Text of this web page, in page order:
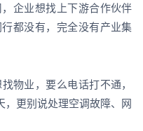
企业想找上下游合作伙伴
都没有，完全没有产业集
物业，要么电话打不通，
更别说处理空调故障、网